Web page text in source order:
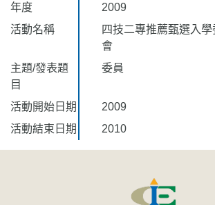
年度
2009
活動名稱
四技二專推薦甄選入學
會
主題/發表題
目
委員
活動開始日期
2009
活動結束日期
2010